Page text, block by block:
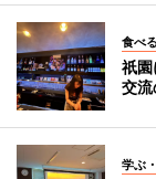
食べる
祇
交流
学ぶ